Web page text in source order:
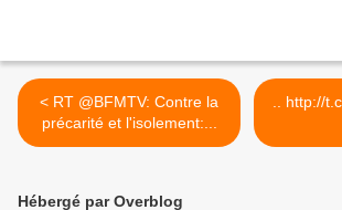
< RT @BFMTV: Contre la
précarité et l'isolement:...
Hébergé par Overblog